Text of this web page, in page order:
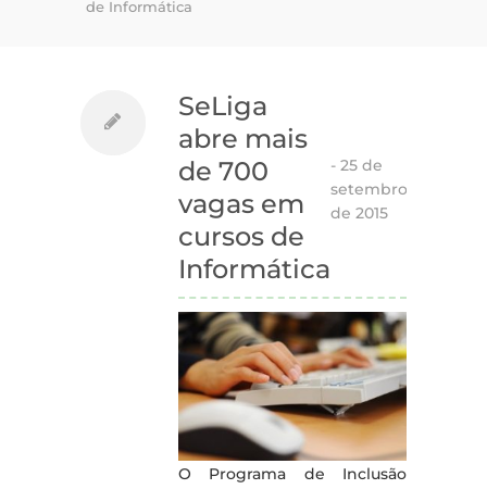
de Informática
SeLiga
abre mais
de 700
vagas em
cursos de
Informática
- 25 de
setembro
de 2015
O Programa de Inclusão